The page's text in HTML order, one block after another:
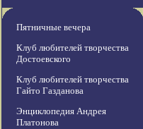
Пятничные вечера
Клуб любителей творчества
Достоевского
Клуб любителей творчества
Гайто Газданова
Энциклопедия Андрея
Платонова